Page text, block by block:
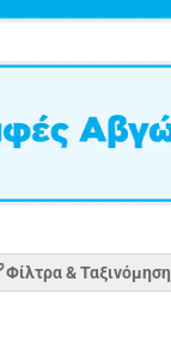
Φίλτρα & Ταξινόμηση